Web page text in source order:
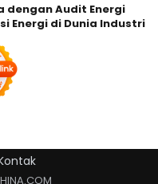
dengan Audit Energi
Energi di Dunia Industri